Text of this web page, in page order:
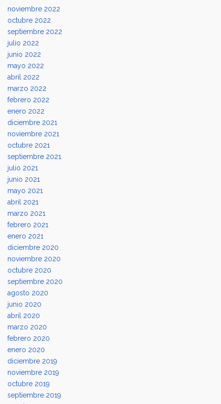
noviembre 2022
octubre 2022
septiembre 2022
julio 2022
junio 2022
mayo 2022
abril 2022
marzo 2022
febrero 2022
enero 2022
diciembre 2021
noviembre 2021
octubre 2021
septiembre 2021
julio 2021
junio 2021
mayo 2021
abril 2021
marzo 2021
febrero 2021
enero 2021
diciembre 2020
noviembre 2020
octubre 2020
septiembre 2020
agosto 2020
junio 2020
abril 2020
marzo 2020
febrero 2020
enero 2020
diciembre 2019
noviembre 2019
octubre 2019
septiembre 2019